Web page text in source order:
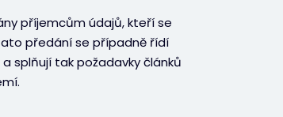
příjemcům údajů, kteří se
předání se případně řídí
splňují tak požadavky článků